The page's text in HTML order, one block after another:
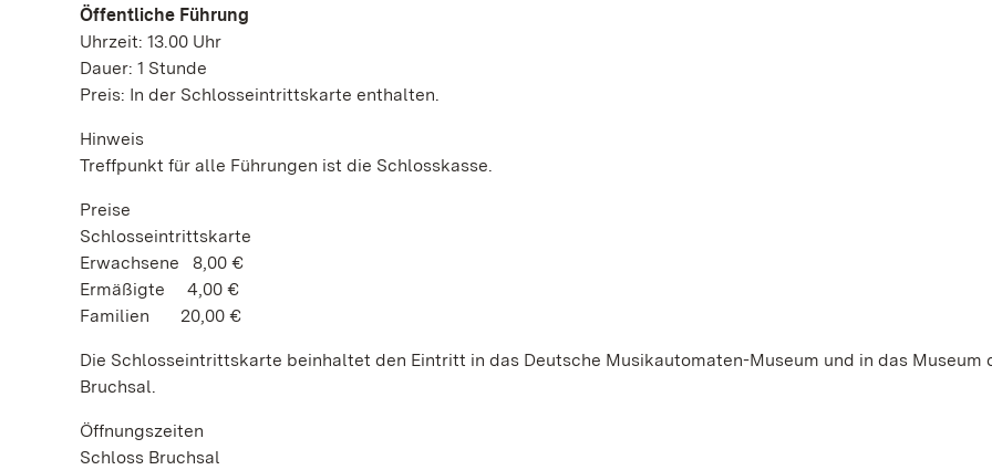
Öffentliche Führung
Uhrzeit: 13.00 Uhr
Dauer: 1 Stunde
Preis: In der Schlosseintrittskarte enthalten.
Hinweis
Treffpunkt für alle Führungen ist die Schlosskasse.
Preise
Schlosseintrittskarte
Erwachsene 8,00 €
Ermäßigte 4,00 €
Familien 20,00 €
Die Schlosseintrittskarte beinhaltet den Eintritt in das Deutsche Musikautomaten-Museum und in das Museum
Bruchsal.
Öffnungszeiten
Schloss Bruchsal